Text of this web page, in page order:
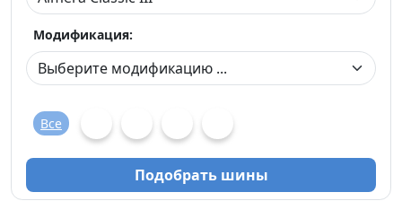
Модификация:
Все
Подобрать шины